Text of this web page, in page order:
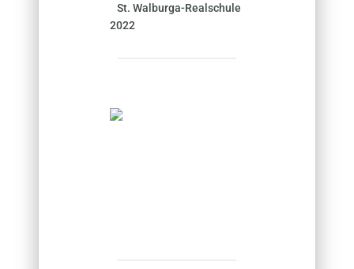
St. Walburga-Realschule
2022